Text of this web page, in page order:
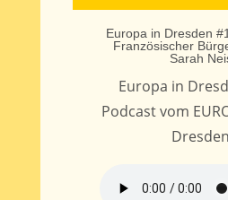
Europa in Dresden
Französischer
Sarah
Europa in
Podcast vom
Dresden